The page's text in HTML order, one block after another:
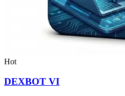
Hot
DEXBOT VI